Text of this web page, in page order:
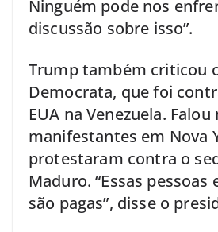
Ninguém pode nos
discussão sobre isso”.
Trump também criticou
Democrata, que foi
EUA na Venezuela.
manifestantes em Nova
protestaram contra o
Maduro. “Essas pessoas
são pagas”, disse o